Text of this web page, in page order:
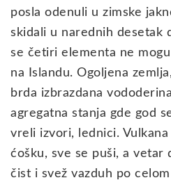
posla odenuli u zimske
skidali u narednih desetak
se četiri elementa ne
na Islandu. Ogoljena
brda izbrazdana
agregatna stanja gde god
vreli izvori, lednici.
ćošku, sve se puši, a vetar
čist i svež vazduh po